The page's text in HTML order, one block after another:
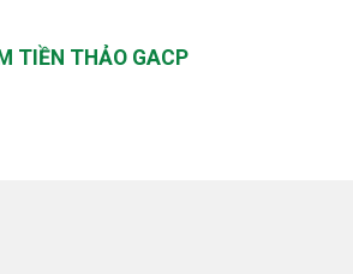
TIỀN THẢO GACP